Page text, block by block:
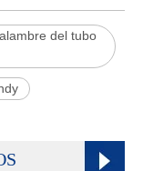
del tubo